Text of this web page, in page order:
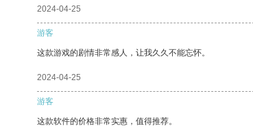
2024-04-25
游客
这款游戏的剧情非常感人，让我久久不能忘怀。
2024-04-25
游客
这款软件的价格非常实惠，值得推荐。